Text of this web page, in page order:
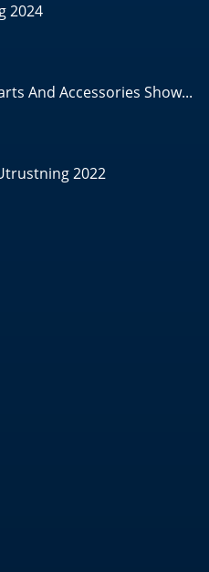
2024
And Accessories Show...
2022